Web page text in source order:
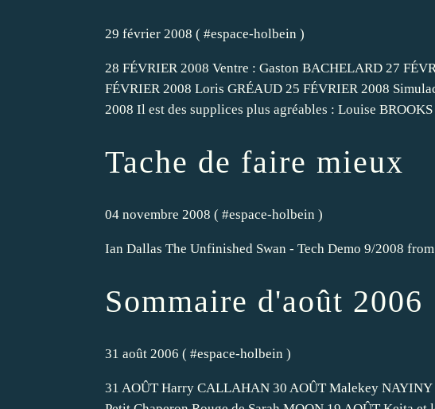
29 février 2008 ( #espace-holbein )
28 FÉVRIER 2008 Ventre : Gaston BACHELARD 27
FÉVRIER 2008 Loris GRÉAUD 25 FÉVRIER 2008
2008 Il est des supplices plus agréables : Louise
Tache de faire mieux
04 novembre 2008 ( #espace-holbein )
Ian Dallas The Unfinished Swan - Tech Demo 9/2008
Sommaire d'août 2006
31 août 2006 ( #espace-holbein )
31 AOÛT Harry CALLAHAN 30 AOÛT Malekey